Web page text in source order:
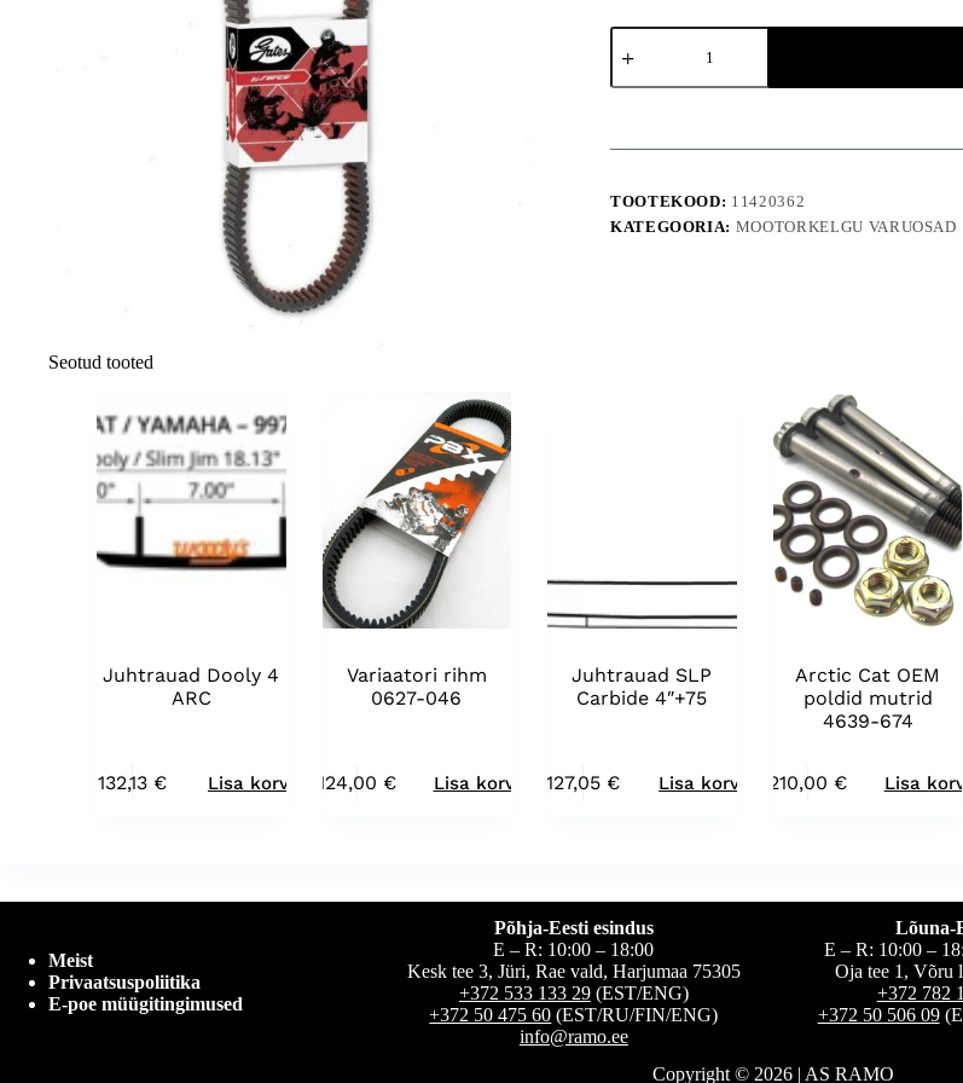
Variaatori
rihm
TOOTEKOOD: 11420362
KATEGOORIA: MOOTORKELGU VARUOSAD
Seotud tooted
Juhtrauad Dooly 4
ARC
132,13 € Lisa korvi
Variaatori rihm
0627-046
124,00 € Lisa korvi
Juhtrauad SLP
Carbide 4″+75
127,05 € Lisa korvi
Arctic Cat OEM
poldid mutrid
4639-674
210,00 € Lisa korvi
Meist
Privaatsuspoliitika
E-poe müügitingimused
Põhja-Eesti esindus
E – R: 10:00 – 18:00
Kesk tee 3, Jüri, Rae vald, Harjumaa 75305
+372 533 133 29(EST/ENG)
+372 50 475 60 (EST/RU/FIN/ENG)
info@ramo.ee
Lõuna-
E – R: 10:00 –
Oja tee 1, Võru
+372 782
+372 50 506 09
Copyright © 2026 | AS RAMO